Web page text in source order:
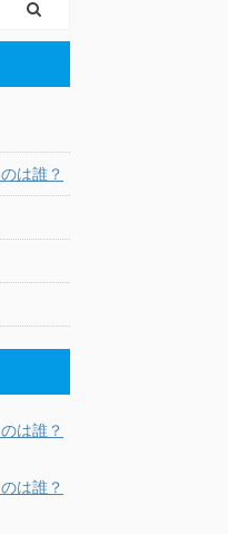
は誰？
は誰？
は誰？